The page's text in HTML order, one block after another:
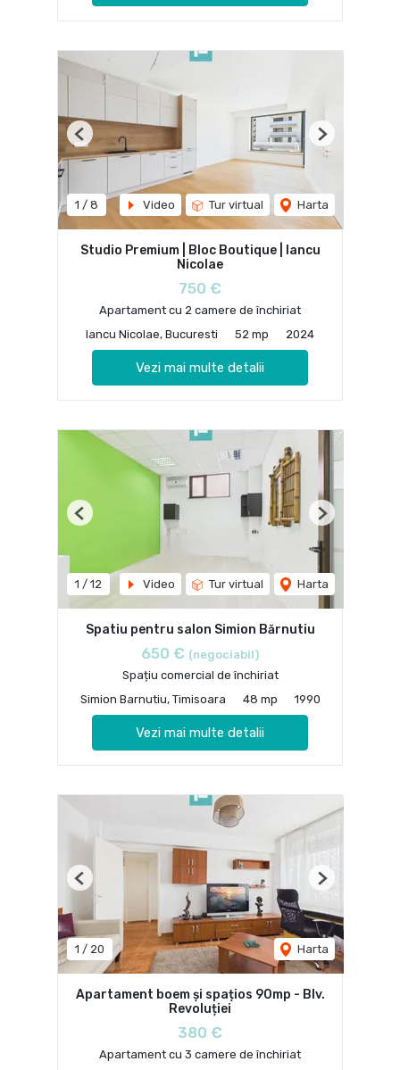
1 / 8 Video Tur virtual Harta
Previous Next
Studio Premium | Bloc Boutique | Iancu
Nicolae
750 €
Apartament cu 2 camere de închiriat
Iancu Nicolae, Bucuresti
52 mp 2024
Vezi mai multe detalii
1 / 12 Video Tur virtual Harta
Previous Next
Spatiu pentru salon Simion Bărnutiu
650 € (negociabil)
Spațiu comercial de închiriat
Simion Barnutiu, Timisoara
48 mp 1990
Vezi mai multe detalii
1 / 20 Harta
Previous Next
Apartament boem și spațios 90mp - Blv.
Revoluției
380 €
Apartament cu 3 camere de închiriat